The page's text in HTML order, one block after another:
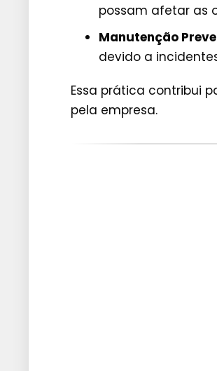
possam afetar as
Manutenção
devido a
Essa prática contribui
pela empresa.